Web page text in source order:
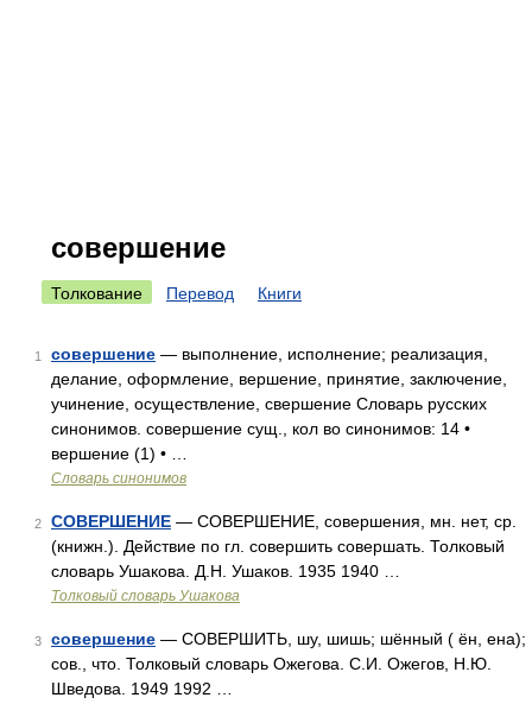
совершение
Толкование Перевод Книги
1 совершение — выполнение, исполнение; реализация,
делание, оформление, вершение, принятие, заключение,
учинение, осуществление, свершение Словарь русских
синонимов. совершение сущ., кол во синонимов: 14 •
вершение (1) • …
Словарь синонимов
2 СОВЕРШЕНИЕ — СОВЕРШЕНИЕ, совершения, мн. нет, ср.
(книжн.). Действие по гл. совершить совершать. Толковый
словарь Ушакова. Д.Н. Ушаков. 1935 1940 …
Толковый словарь Ушакова
3 совершение — СОВЕРШИТЬ, шу, шишь; шённый ( ён, ена);
сов., что. Толковый словарь Ожегова. С.И. Ожегов, Н.Ю.
Шведова. 1949 1992 …